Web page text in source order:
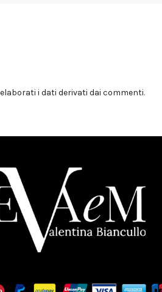
i dati derivati dai commenti.